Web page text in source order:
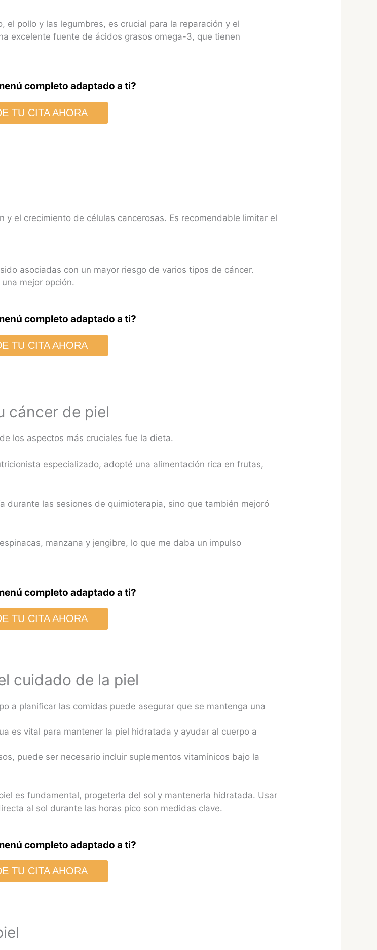
el pollo y las legumbres, es crucial para la reparación y el
excelente fuente de ácidos grasos omega-3, que tienen
completo adaptado a ti?
TU CITA AHORA
y el crecimiento de células cancerosas. Es recomendable limitar el
asociadas con un mayor riesgo de varios tipos de cáncer.
mejor opción.
completo adaptado a ti?
TU CITA AHORA
cáncer de piel
los aspectos más cruciales fue la dieta.
especializado, adopté una alimentación rica en frutas,
durante las sesiones de quimioterapia, sino que también mejoró
manzana y jengibre, lo que me daba un impulso
completo adaptado a ti?
TU CITA AHORA
cuidado de la piel
a planificar las comidas puede asegurar que se mantenga una
es vital para mantener la piel hidratada y ayudar al cuerpo a
puede ser necesario incluir suplementos vitamínicos bajo la
es fundamental, progeterla del sol y mantenerla hidratada. Usar
al sol durante las horas pico son medidas clave.
completo adaptado a ti?
TU CITA AHORA